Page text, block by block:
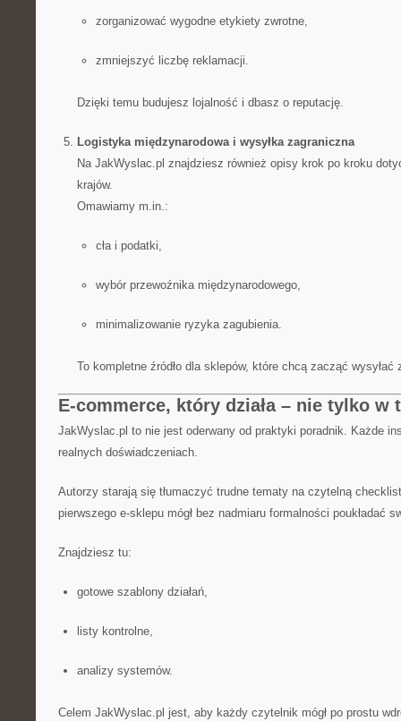
zorganizować wygodne etykiety zwrotne,
zmniejszyć liczbę reklamacji.
Dzięki temu budujesz lojalność i dbasz o reputację.
Logistyka międzynarodowa i wysyłka zagraniczna
Na JakWyslac.pl znajdziesz również opisy krok po kroku
krajów.
Omawiamy m.in.:
cła i podatki,
wybór przewoźnika międzynarodowego,
minimalizowanie ryzyka zagubienia.
To kompletne źródło dla sklepów, które chcą zacząć wysyłać
E-commerce, który działa – nie tylko w
JakWyslac.pl to nie jest oderwany od praktyki poradnik. Każde
realnych doświadczeniach.
Autorzy starają się tłumaczyć trudne tematy na czytelną
pierwszego e-sklepu mógł bez nadmiaru formalności poukładać
Znajdziesz tu:
gotowe szablony działań,
listy kontrolne,
analizy systemów.
Celem JakWyslac.pl jest, aby każdy czytelnik mógł po prostu